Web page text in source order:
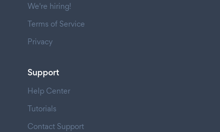
We're hiring!
Terms of Service
Privacy
Support
Help Center
Tutorials
Contact Support